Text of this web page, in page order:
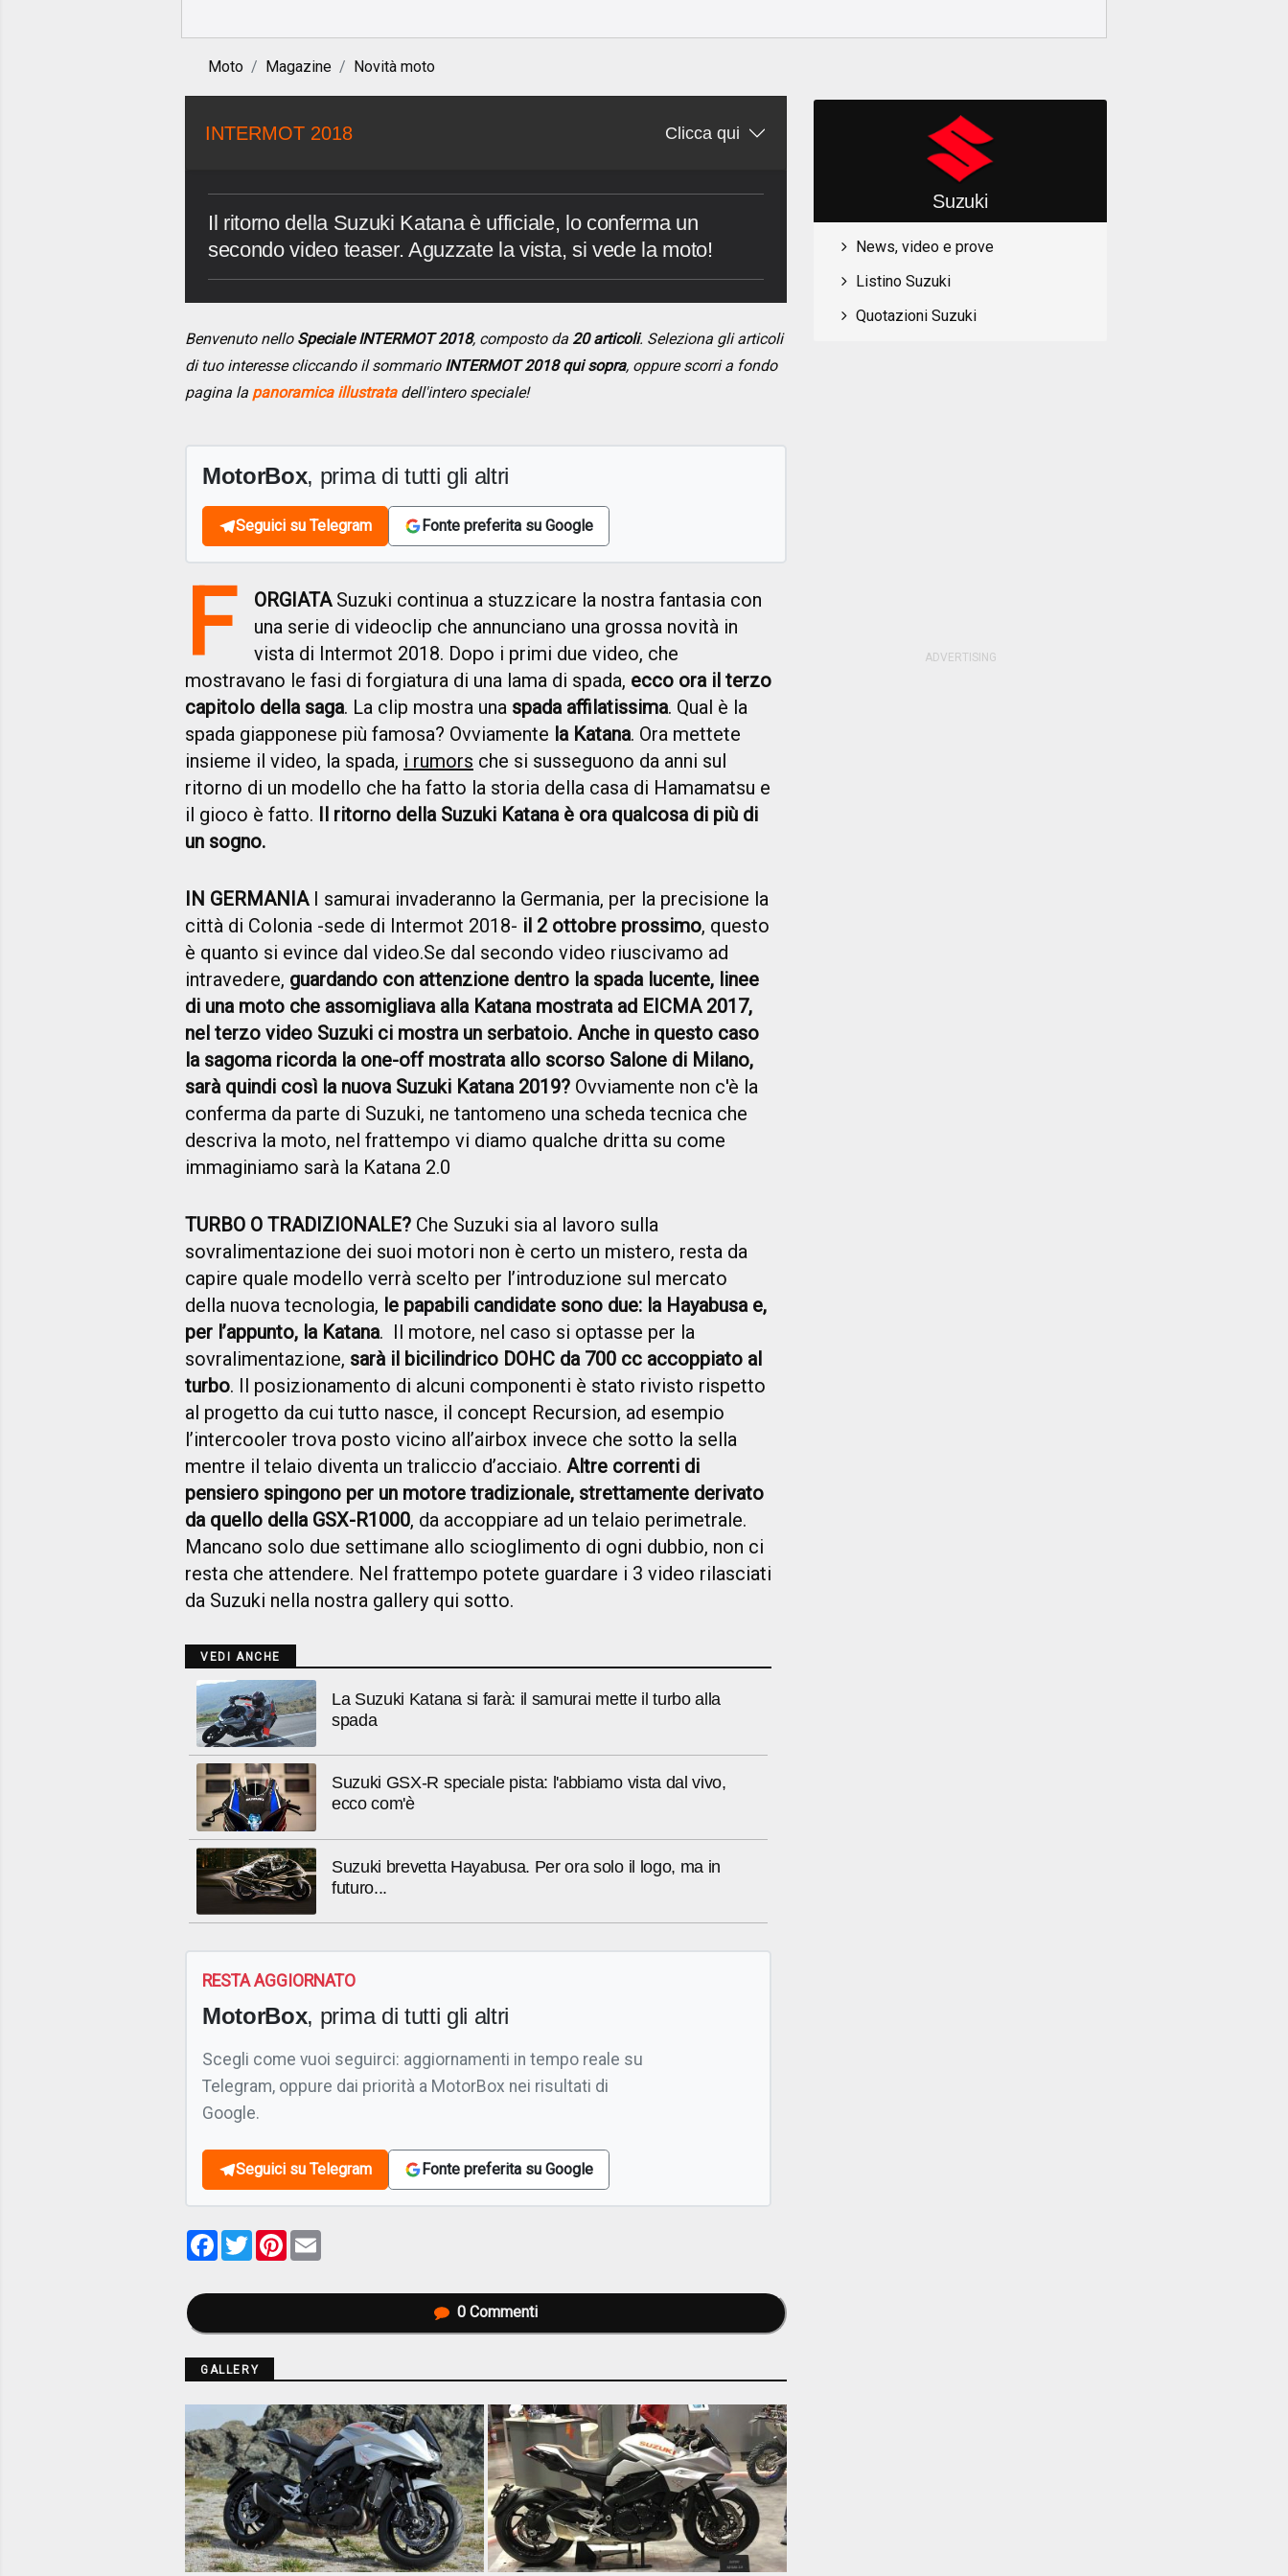
Moto Magazine Novità moto
INTERMOT 2018 Clicca qui
Il ritorno della Suzuki Katana è ufficiale, lo conferma un
secondo video teaser. Aguzzate la vista, si vede la moto!
Benvenuto nello Speciale INTERMOT 2018, composto da 20 articoli. Seleziona gli articoli
di tuo interesse cliccando il sommario INTERMOT 2018 qui sopra, oppure scorri a fondo
pagina la panoramica illustratadell'intero speciale!
MotorBox, prima di tutti gli altri
Seguici su Telegram Fonte preferita su Google
F ORGIATASuzuki continua a stuzzicare la nostra fantasia con
una serie di videoclip che annunciano una grossa novità in
vista di Intermot 2018. Dopo i primi due video, che
mostravano le fasi di forgiatura di una lama di spada, ecco ora il terzo
capitolo della saga. La clip mostra una spada affilatissima. Qual è la
spada giapponese più famosa? Ovviamente la Katana. Ora mettete
insieme il video, la spada, i rumors che si susseguono da anni sul
ritorno di un modello che ha fatto la storia della casa di Hamamatsu e
il gioco è fatto. Il ritorno della Suzuki Katana è ora qualcosa di più di
un sogno.
IN GERMANIAI samurai invaderanno la Germania, per la precisione la
città di Colonia -sede di Intermot 2018- il 2 ottobre prossimo, questo
è quanto si evince dal video.Se dal secondo video riuscivamo ad
intravedere, guardando con attenzione dentro la spada lucente, linee
di una moto che assomigliava alla Katana mostrata ad EICMA 2017,
nel terzo video Suzuki ci mostra un serbatoio. Anche in questo caso
la sagoma ricorda la one-off mostrata allo scorso Salone di Milano,
sarà quindi così la nuova Suzuki Katana 2019? Ovviamente non c'è la
conferma da parte di Suzuki, ne tantomeno una scheda tecnica che
descriva la moto, nel frattempo vi diamo qualche dritta su come
immaginiamo sarà la Katana 2.0
TURBO O TRADIZIONALE? Che Suzuki sia al lavoro sulla
sovralimentazione dei suoi motori non è certo un mistero, resta da
capire quale modello verrà scelto per l’introduzione sul mercato
della nuova tecnologia, le papabili candidate sono due: la Hayabusa e,
per l’appunto, la Katana. Il motore, nel caso si optasse per la
sovralimentazione, sarà il bicilindrico DOHC da 700 cc accoppiato al
turbo. Il posizionamento di alcuni componenti è stato rivisto rispetto
al progetto da cui tutto nasce, il concept Recursion, ad esempio
l’intercooler trova posto vicino all’airbox invece che sotto la sella
mentre il telaio diventa un traliccio d’acciaio. Altre correnti di
pensiero spingono per un motore tradizionale, strettamente derivato
da quello della GSX-R1000, da accoppiare ad un telaio perimetrale.
Mancano solo due settimane allo scioglimento di ogni dubbio, non ci
resta che attendere. Nel frattempo potete guardare i 3 video rilasciati
da Suzuki nella nostra gallery qui sotto.
VEDI ANCHE
La Suzuki Katana si farà: il samurai mette il turbo alla
spada
Suzuki GSX-R speciale pista: l'abbiamo vista dal vivo,
ecco com'è
Suzuki brevetta Hayabusa. Per ora solo il logo, ma in
futuro...
RESTA AGGIORNATO
MotorBox, prima di tutti gli altri
Scegli come vuoi seguirci: aggiornamenti in tempo reale su
Telegram, oppure dai priorità a MotorBox nei risultati di
Google.
Seguici su Telegram Fonte preferita su Google
Facebook
TwitterPinterest
0 Commenti
GALLERY
Suzuki
News, video e prove
Listino Suzuki
Quotazioni Suzuki